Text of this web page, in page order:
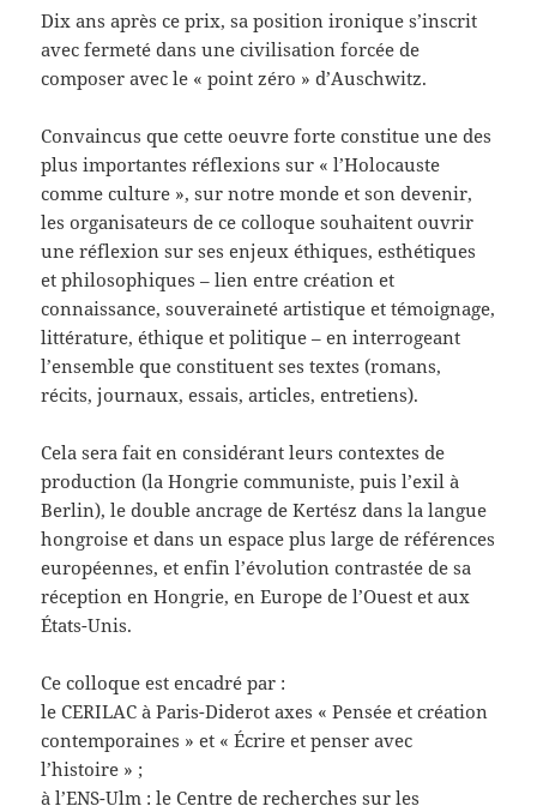
Dix ans après ce prix, sa position ironique s’inscrit
avec fermeté dans une civilisation forcée de
composer avec le « point zéro » d’Auschwitz.
Convaincus que cette oeuvre forte constitue une des
plus importantes réflexions sur « l’Holocauste
comme culture », sur notre monde et son devenir,
les organisateurs de ce colloque souhaitent ouvrir
une réflexion sur ses enjeux éthiques, esthétiques
et philosophiques – lien entre création et
connaissance, souveraineté artistique et témoignage,
littérature, éthique et politique – en interrogeant
l’ensemble que constituent ses textes (romans,
récits, journaux, essais, articles, entretiens).
Cela sera fait en considérant leurs contextes de
production (la Hongrie communiste, puis l’exil à
Berlin), le double ancrage de Kertész dans la langue
hongroise et dans un espace plus large de références
européennes, et enfin l’évolution contrastée de sa
réception en Hongrie, en Europe de l’Ouest et aux
États-Unis.
Ce colloque est encadré par :
le CERILAC à Paris-Diderot axes « Pensée et création
contemporaines » et « Écrire et penser avec
l’histoire » ;
à l’ENS-Ulm : le Centre de recherches sur les